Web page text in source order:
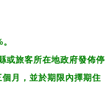
或旅客所在地政府發佈停
月，並於期限內擇期住